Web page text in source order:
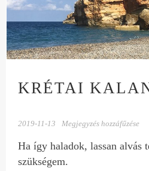
KRÉTAI
2019-11-13 Megjegyzés hozzáfűzése
Ha így haladok, lassan alvás
szükségem.